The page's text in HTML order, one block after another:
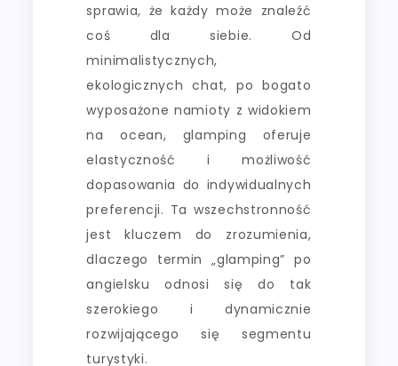
sprawia, że każdy może znaleźć
coś dla siebie. Od
minimalistycznych,
ekologicznych chat, po bogato
wyposażone namioty z widokiem
na ocean, glamping oferuje
elastyczność i możliwość
dopasowania do indywidualnych
preferencji. Ta wszechstronność
jest kluczem do zrozumienia,
dlaczego termin „glamping” po
angielsku odnosi się do tak
szerokiego i dynamicznie
rozwijającego się segmentu
turystyki.